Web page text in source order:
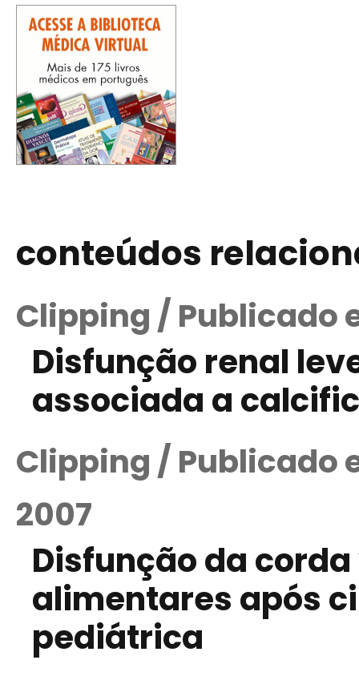
conteúdos
Clipping / Publicado
Disfunção renal
associada a
Clipping / Publicado
2007
Disfunção da
alimentares após
pediátrica